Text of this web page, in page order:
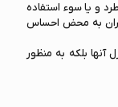
و یا سوء استفاده
به محض احساس
آنها بلکه به منظور